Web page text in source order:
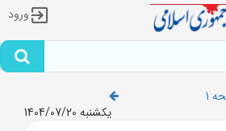
ورود
1
یکشنبه 1404/07/20